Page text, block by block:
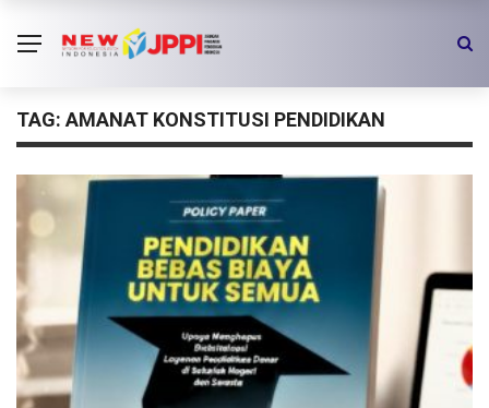
TAG: AMANAT KONSTITUSI PENDIDIKAN